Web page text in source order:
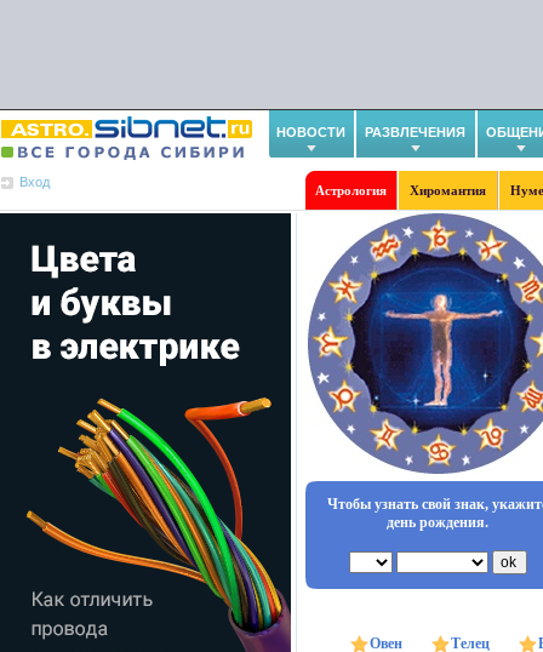
НОВОСТИ РАЗВЛЕЧЕНИЯ
Вход
Астрология Хиромантия
Чтобы узнать свой знак,
день рождения.
Овен Телец